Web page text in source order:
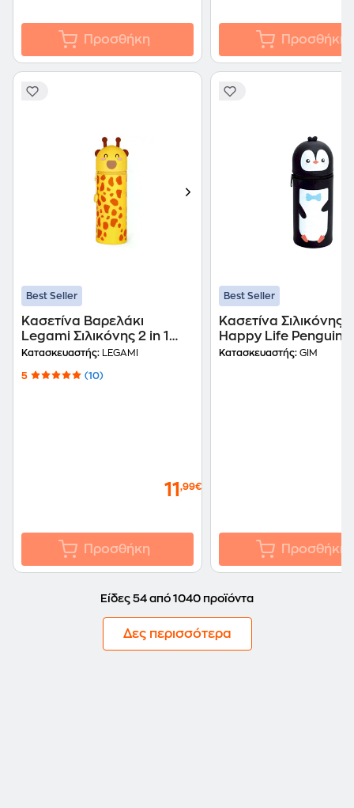
Προσθήκη Προσθήκη
Best Seller
Κασετίνα Βαρελάκι
Legami Σιλικόνης 2 in 1
Kawaii Giraffe
Κατασκευαστής: LEGAMI
5 (10)
11 ,99€
Προσθήκη
Best Seller
Κασετίνα Σιλικόνης
Happy Life Penguin
Κατασκευαστής: GIM
Προσθήκη
Είδες 54 από 1040 προϊόντα
Δες περισσότερα